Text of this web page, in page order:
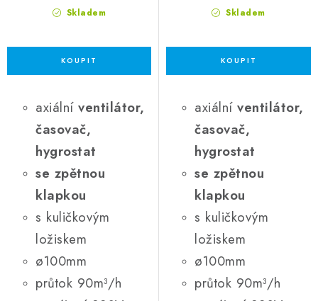
Skladem
axiální ventilátor,
časovač,
hygrostat
se zpětnou
klapkou
s kuličkovým
ložiskem
ø100mm
průtok 90m³/h
Skladem
axiální ventilátor,
časovač,
hygrostat
se zpětnou
klapkou
s kuličkovým
ložiskem
ø100mm
průtok 90m³/h